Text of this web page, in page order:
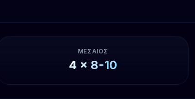
ΜΕΣΑΊΟΣ
4 x 8-10